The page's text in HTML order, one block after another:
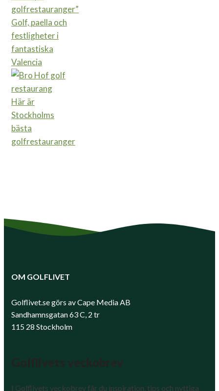
golfrestauranger”
Golf, paella och
festligheter i
fantastiska
Valencia
Här är
Stockholms
bästa
golfrestauranger
OM GOLFLIVET
Golflivet.se görs av Cape Media AB
Sandhamnsgatan 63 C, 2 tr
115 28 Stockholm
I Golflivets veckobrev får du inspiration, tips och nyttiga